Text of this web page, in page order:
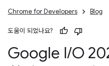
Chrome for Developers Blog
도움이 되었나요?
Google I/O